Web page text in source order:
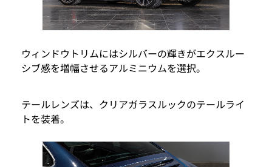
ウィンドウトリムにはシルバーの輝きがエクスルー
シブ感を増幅させるアルミニウムを選択。
テールレンズは、クリアガラスルックのテールライ
トを装着。